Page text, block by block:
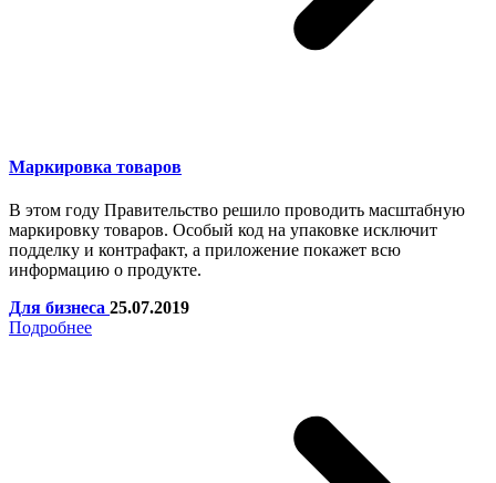
Маркировка товаров
В этом году Правительство решило проводить масштабную
маркировку товаров. Особый код на упаковке исключит
подделку и контрафакт, а приложение покажет всю
информацию о продукте.
Для бизнеса 25.07.2019
Подробнее